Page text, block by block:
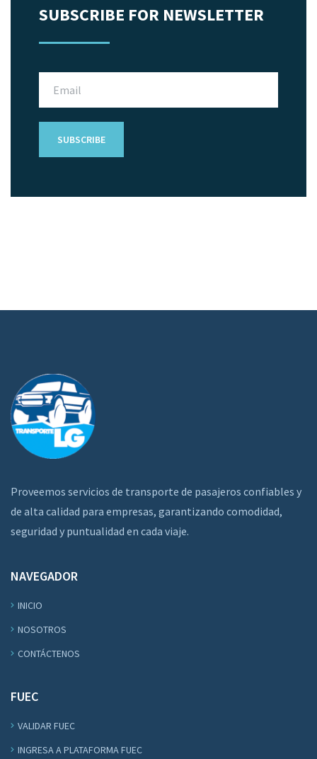
SUBSCRIBE FOR NEWSLETTER
Proveemos servicios de transporte de pasajeros confiables y
de alta calidad para empresas, garantizando comodidad,
seguridad y puntualidad en cada viaje.
NAVEGADOR
INICIO
NOSOTROS
CONTÁCTENOS
FUEC
VALIDAR FUEC
INGRESA A PLATAFORMA FUEC